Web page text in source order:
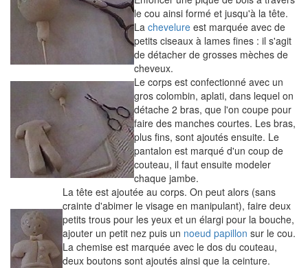
le cou ainsi formé et jusqu'à la tête.
La chevelure est marquée avec de
petits ciseaux à lames fines : il s'agit
de détacher de grosses mèches de
cheveux.
Le corps est confectionné avec un
gros colombin, aplati, dans lequel on
détache 2 bras, que l'on coupe pour
faire des manches courtes. Les bras,
plus fins, sont ajoutés ensuite. Le
pantalon est marqué d'un coup de
couteau, il faut ensuite modeler
chaque jambe.
La tête est ajoutée au corps. On peut alors (sans
crainte d'abimer le visage en manipulant), faire deux
petits trous pour les yeux et un élargi pour la bouche,
ajouter un petit nez puis un noeud papillon sur le cou.
La chemise est marquée avec le dos du couteau,
deux boutons sont ajoutés ainsi que la ceinture.